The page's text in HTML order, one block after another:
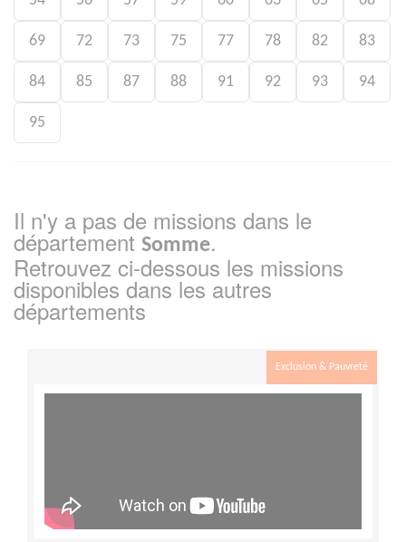
69 72 73 75 77 78 82 83
84 85 87 88 91 92 93 94
95
Il n'y a pas de missions dans le
département Somme.
Retrouvez ci-dessous les missions
disponibles dans les autres
départements
Exclusion & Pauvreté